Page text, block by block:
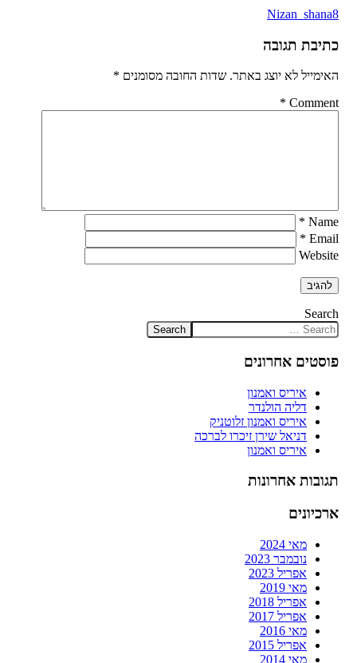
Nizan_shana8
כתיבת תגובה
האימייל לא יוצג באתר. שדות החובה מסומנים *
Comment
*
Name
*
Email
*
Website
Search
פוסטים אחרונים
איריס ואמנון
דליה הולנדר
איריס ואמנון זלוטניק
דניאל שירן זיכרו לברכה
איריס ואמנון
תגובות אחרונות
ארכיונים
מאי 2024
נובמבר 2023
אפריל 2023
מאי 2019
אפריל 2018
אפריל 2017
מאי 2016
אפריל 2015
מאי 2014